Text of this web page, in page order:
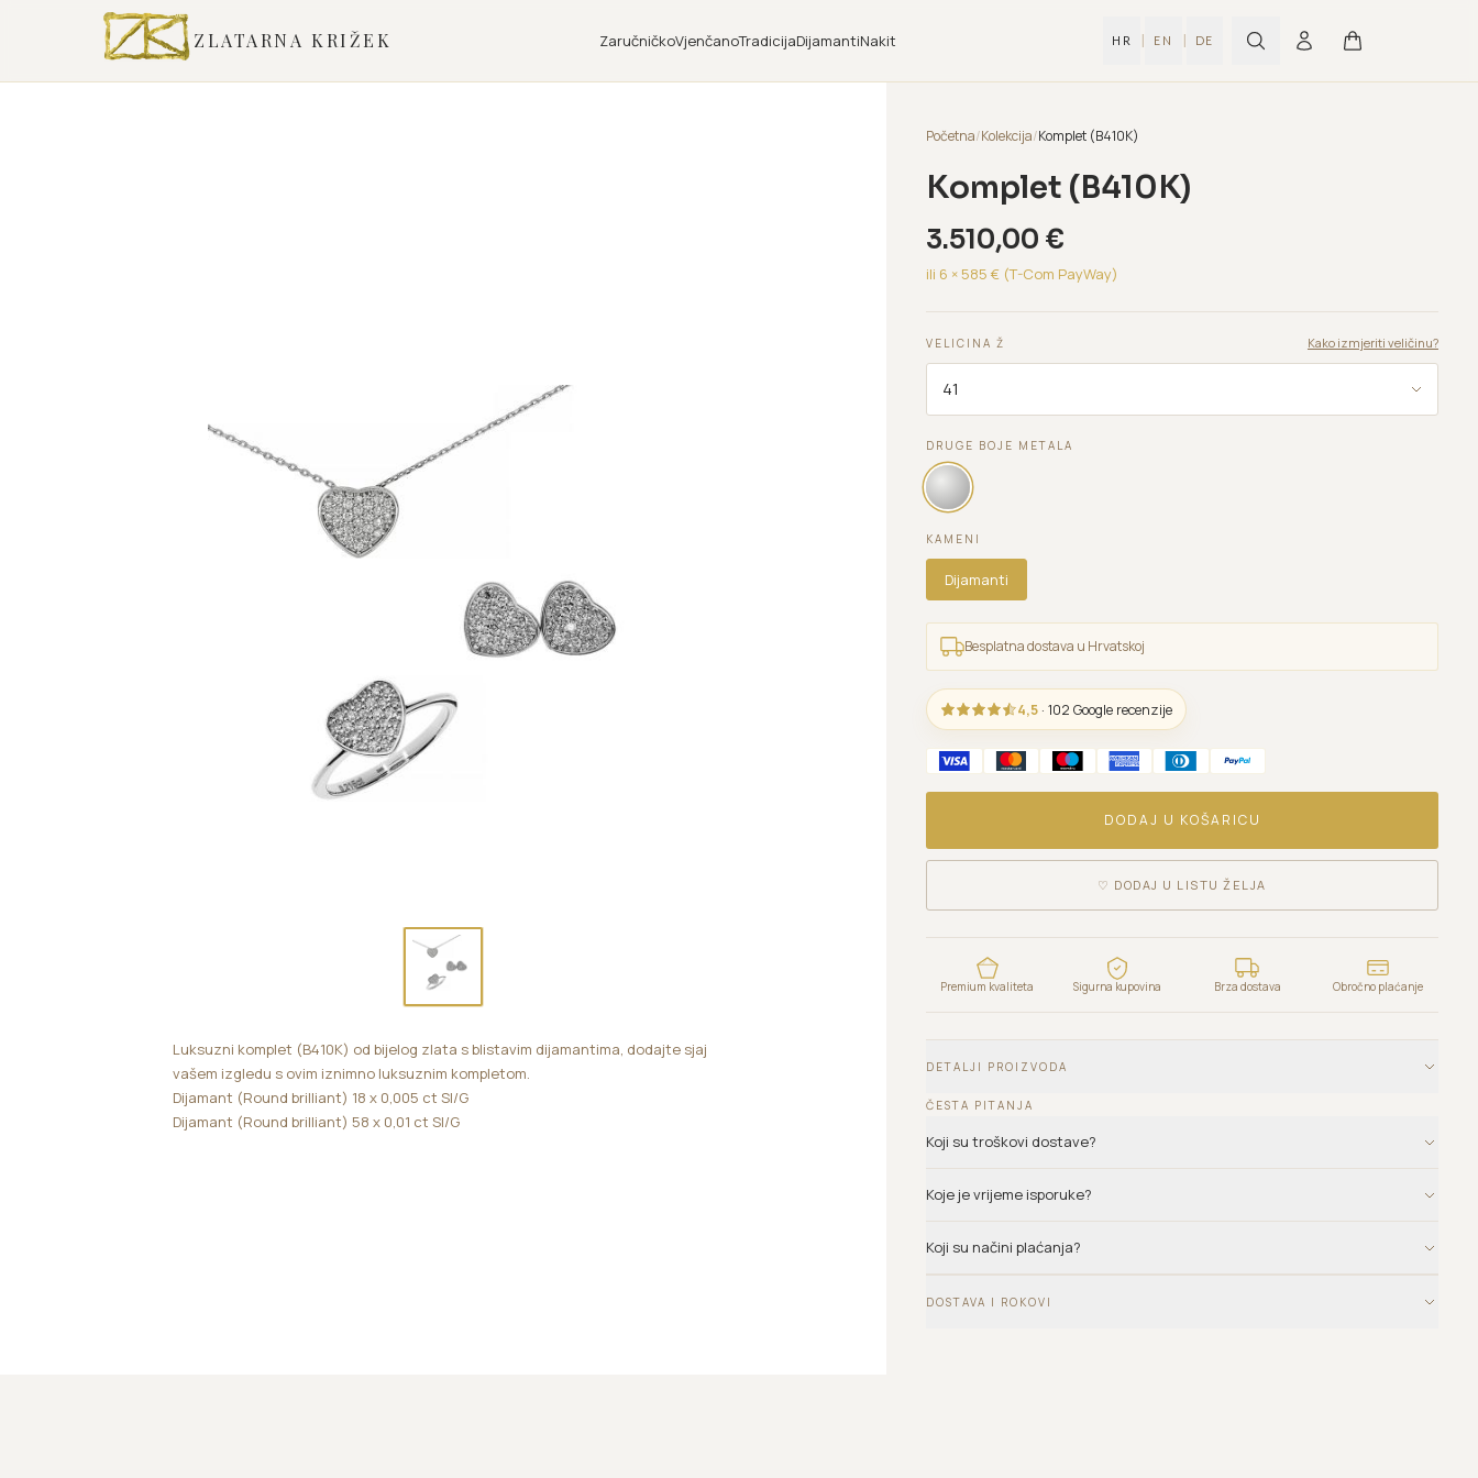
ZLATARNA KRIŽEK ZaručničkoVjenčanoTradicijaDijamantiNakit HR | EN | DE
Luksuzni komplet (B410K) od bijelog zlata s blistavim dijamantima, dodajte sjaj
vašem izgledu s ovim iznimno luksuznim kompletom.
Dijamant (Round brilliant) 18 x 0,005 ct SI/G
Dijamant (Round brilliant) 58 x 0,01 ct SI/G
Početna/Kolekcija/Komplet (B410K)
Komplet (B410K)
3.510,00 €
ili 6 × 585 € (T-Com PayWay)
VELICINA Ž Kako izmjeriti veličinu?
DRUGE BOJE METALA
KAMENI
Dijamanti
Besplatna dostava u Hrvatskoj
4,5 · 102 Google recenzije
DODAJ U KOŠARICU
♡ DODAJ U LISTU ŽELJA
Premium kvaliteta Sigurna kupovina Brza dostava Obročno plaćanje
DETALJI PROIZVODA
ČESTA PITANJA
Koji su troškovi dostave?
Koje je vrijeme isporuke?
Koji su načini plaćanja?
DOSTAVA I ROKOVI